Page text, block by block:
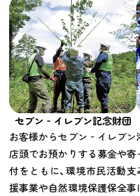
セブン‐イレブン記念財団
お客様からセブン‐イレブン
店頭でお預かりする募金や寄
付をともに、環境市民活動支
援事業や自然環境保護保全事